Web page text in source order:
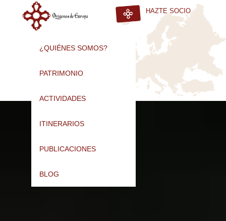
HAZTE SOCIO
¿QUIÉNES SOMOS?
PATRIMONIO
ACTIVIDADES
ITINERARIOS
PUBLICACIONES
BLOG